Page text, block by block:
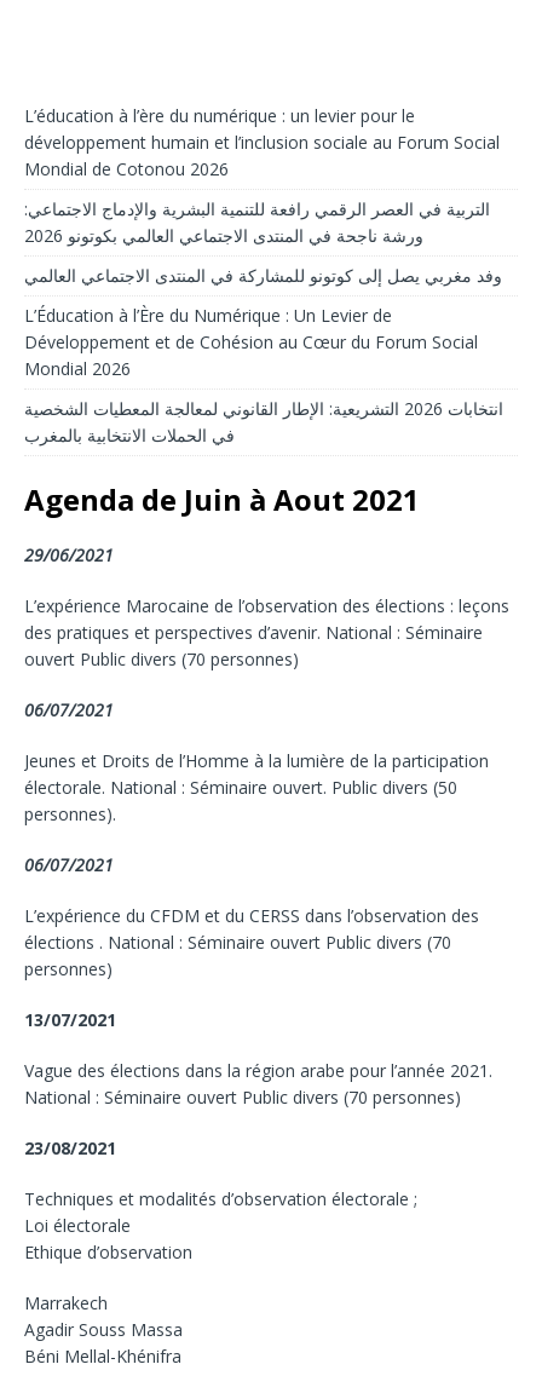
L’éducation à l’ère du numérique : un levier pour le
développement humain et l’inclusion sociale au Forum Social
Mondial de Cotonou 2026
التربية في العصر الرقمي رافعة للتنمية البشرية والإدماج الاجتماعي:
ورشة ناجحة في المنتدى الاجتماعي العالمي بكوتونو 2026
وفد مغربي يصل إلى كوتونو للمشاركة في المنتدى الاجتماعي العالمي
L’Éducation à l’Ère du Numérique : Un Levier de
Développement et de Cohésion au Cœur du Forum Social
Mondial 2026
انتخابات 2026 التشريعية: الإطار القانوني لمعالجة المعطيات الشخصية
في الحملات الانتخابية بالمغرب
Agenda de Juin à Aout 2021
29/06/2021
L’expérience Marocaine de l’observation des élections : leçons
des pratiques et perspectives d’avenir. National : Séminaire
ouvert Public divers (70 personnes)
06/07/2021
Jeunes et Droits de l’Homme à la lumière de la participation
électorale. National : Séminaire ouvert. Public divers (50
personnes).
06/07/2021
L’expérience du CFDM et du CERSS dans l’observation des
élections . National : Séminaire ouvert Public divers (70
personnes)
13/07/2021
Vague des élections dans la région arabe pour l’année 2021.
National : Séminaire ouvert Public divers (70 personnes)
23/08/2021
Techniques et modalités d’observation électorale ;
Loi électorale
Ethique d’observation
Marrakech
Agadir Souss Massa
Béni Mellal-Khénifra